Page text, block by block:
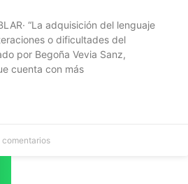
“La adquisición del lenguaje
o dificultades del
por Begoña Vevia Sanz,
cuenta con más
comentarios